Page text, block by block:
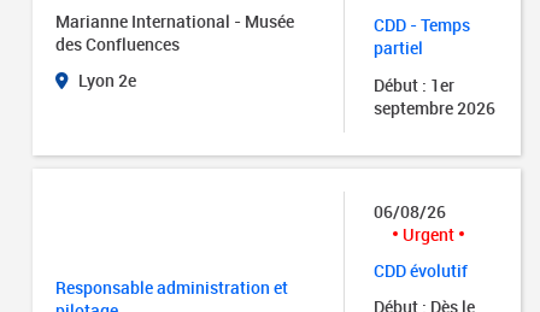
Marianne International - Musée
des Confluences
Lyon 2e
CDD - Temps
partiel
Début : 1er
septembre 2026
Responsable administration et
06/08/26
Urgent
CDD évolutif
Début : Dès le